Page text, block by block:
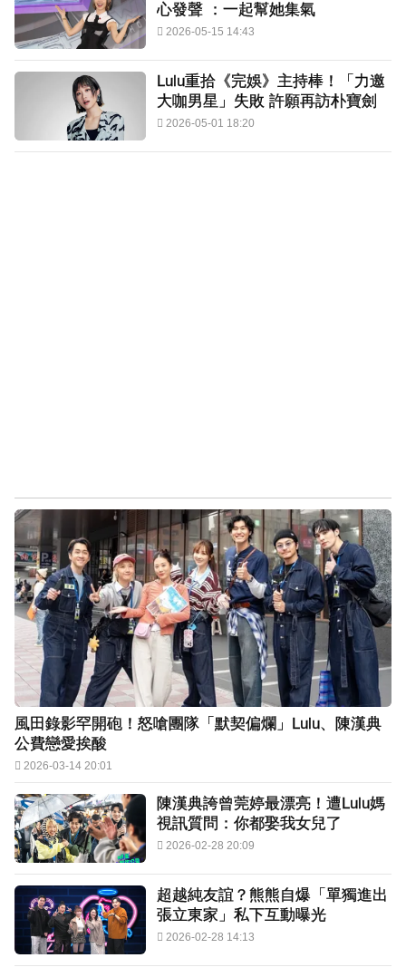
心發聲 ：一起幫她集氣
2026-05-15 14:43
Lulu重拾《完娛》主持棒！「力邀
大咖男星」失敗 許願再訪朴寶劍
2026-05-01 18:20
風田錄影罕開砲！怒嗆團隊「默契偏爛」Lulu、陳漢典
公費戀愛挨酸
2026-03-14 20:01
陳漢典誇曾莞婷最漂亮！遭Lulu媽
視訊質問：你都娶我女兒了
2026-02-28 20:09
超越純友誼？熊熊自爆「單獨進出
張立東家」私下互動曝光
2026-02-28 14:13